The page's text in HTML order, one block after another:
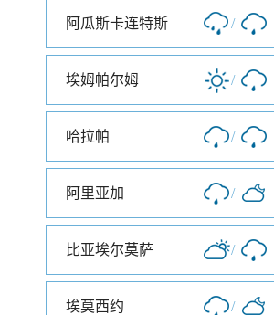
阿瓜斯卡连特斯 /
埃姆帕尔姆 /
哈拉帕 /
阿里亚加 /
比亚埃尔莫萨 /
埃莫西约 /